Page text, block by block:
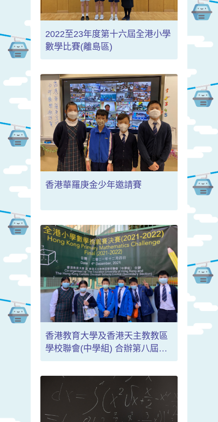
2022至23年度第十六屆全港小學
數學比賽(離島區)
香港華羅庚金少年邀請賽
香港教育大學及香港天主教教區
學校聯會(中學組) 合辦第八屆
「全港小學數學挑戰賽」決賽
(2021-2022)